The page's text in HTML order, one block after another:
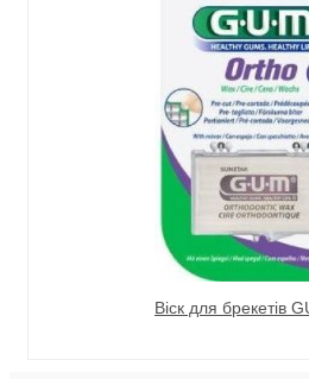
Віск для брекетів